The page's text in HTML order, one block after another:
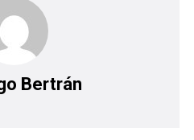
Bertrán